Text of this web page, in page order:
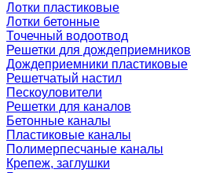
Лотки пластиковые
Лотки бетонные
Точечный водоотвод
Решетки для дождеприемников
Дождеприемники пластиковые
Решетчатый настил
Пескоуловители
Решетки для каналов
Бетонные каналы
Пластиковые каналы
Полимерпесчаные каналы
Крепеж, заглушки